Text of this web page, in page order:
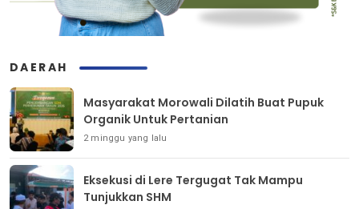
DAERAH
Masyarakat Morowali Dilatih Buat Pupuk
Organik Untuk Pertanian
2 minggu yang lalu
Eksekusi di Lere Tergugat Tak Mampu
Tunjukkan SHM